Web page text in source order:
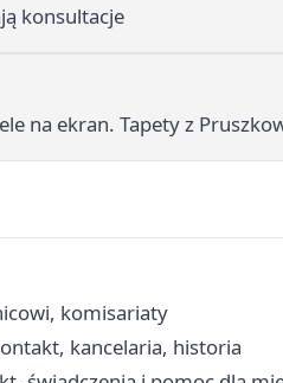
konsultacje
na ekran. Tapety z
komisariaty
kancelaria, historia